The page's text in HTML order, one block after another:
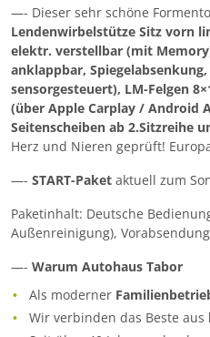
—- Dieser sehr schöne
Lendenwirbelstütze Sitz vorn
elektr. verstellbar (mit
anklappbar,
sensorgesteuert), LM-Felgen
(über Apple Carplay / Android
Seitenscheiben ab 2.Sitzreihe
Herz und Nieren geprüft!
—- START-Paket aktuell zum
Paketinhalt: Deutsche
Außenreinigung),
—- Warum Autohaus Tabor
Als moderner
Wir verbinden das Beste aus